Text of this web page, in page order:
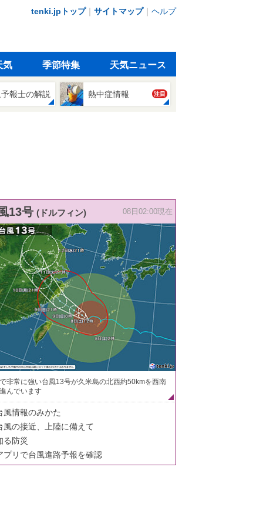
tenki.jpトップ｜ サイトマップ｜ ヘルプ
気 季節特集 天気ニュース
報士の解説 熱中症情報 注目
13号 (ドルフィン) 08日02:00現在
非常に強い台風13号が久米島の北西約50kmを西南
んでいます
風情報のみかた
風の接近、上陸に備えて
る防災
プリで台風進路予報を確認